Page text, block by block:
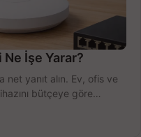
İşe Yarar?
yanıt alın. Ev, ofis ve
bütçeye göre